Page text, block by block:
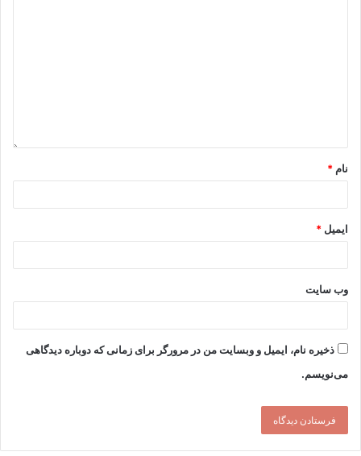
نام *
ایمیل *
وب‌ سایت
ذخیره نام، ایمیل و وبسایت من در مرورگر برای زمانی که دوباره دیدگاهی
می‌نویسم.